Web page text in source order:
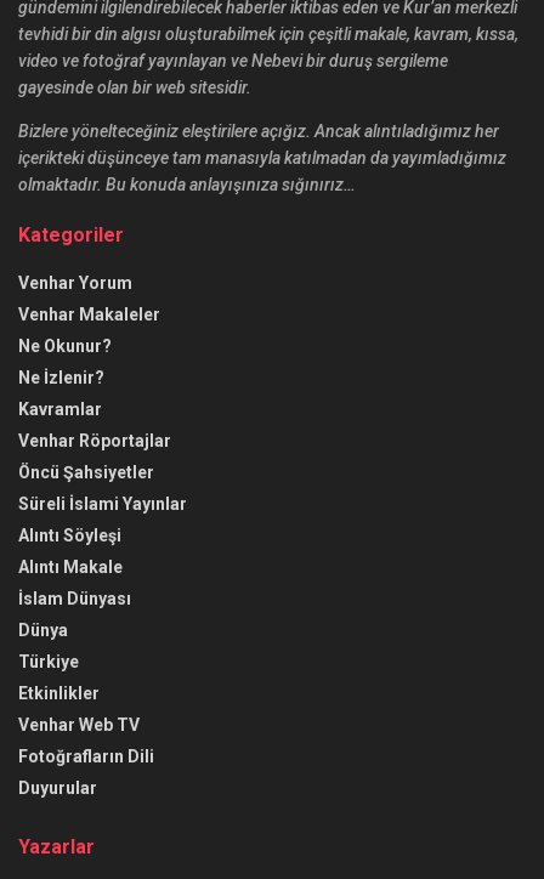
gündemini ilgilendirebilecek haberler iktibas eden ve Kur’an merkezli
tevhidi bir din algısı oluşturabilmek için çeşitli makale, kavram, kıssa,
video ve fotoğraf yayınlayan ve Nebevi bir duruş sergileme
gayesinde olan bir web sitesidir.
Bizlere yönelteceğiniz eleştirilere açığız. Ancak alıntıladığımız her
içerikteki düşünceye tam manasıyla katılmadan da yayımladığımız
olmaktadır. Bu konuda anlayışınıza sığınırız…
Kategoriler
Venhar Yorum
Venhar Makaleler
Ne Okunur?
Ne İzlenir?
Kavramlar
Venhar Röportajlar
Öncü Şahsiyetler
Süreli İslami Yayınlar
Alıntı Söyleşi
Alıntı Makale
İslam Dünyası
Dünya
Türkiye
Etkinlikler
Venhar Web TV
Fotoğrafların Dili
Duyurular
Yazarlar